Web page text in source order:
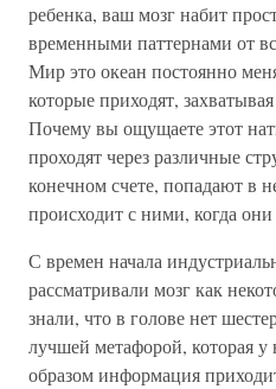
ребенка, ваш мозг набит
временными паттернами от
Мир это океан постоянно
которые приходят,
Почему вы ощущаете этот
проходят через различные
конечном счете, попадают в
происходит с ними, когда
С времен начала
рассматривали мозг как
знали, что в голове нет
лучшей метафорой, которая
образом информация